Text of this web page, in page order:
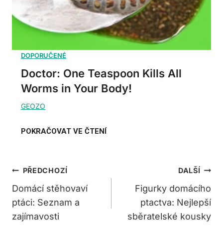
Doctor: One Teaspoon Kills All
Worms in Your Body!
Navigace
Pro
Příspěvek
PŘEDCHOZÍ
Domácí stěhovaví
ptáci: Seznam a
zajímavosti
DALŠÍ
Figurky domácího
ptactva: Nejlepší
sběratelské kousky